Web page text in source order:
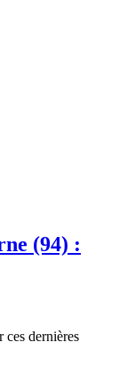
(94) :
ces dernières